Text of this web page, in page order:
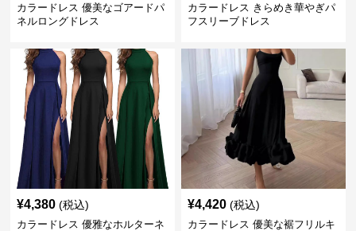
カラードレス 優美なゴアードパ
ネルロングドレス
カラードレス きらめき華やぎパ
フスリーブドレス
¥4,380 (税込)
カラードレス 優雅なホルターネ
¥4,420 (税込)
カラードレス 優美な裾フリルキ